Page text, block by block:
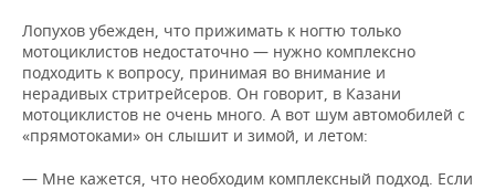
Лопухов убежден, что прижимать к ногтю только
мотоциклистов недостаточно — нужно комплексно
подходить к вопросу, принимая во внимание и
нерадивых стритрейсеров. Он говорит, в Казани
мотоциклистов не очень много. А вот шум автомобилей с
«прямотоками» он слышит и зимой, и летом:
— Мне кажется, что необходим комплексный подход. Если